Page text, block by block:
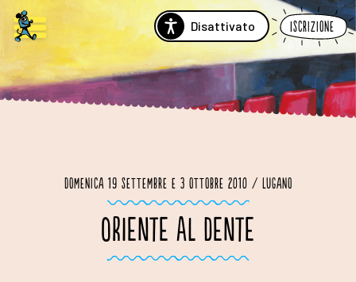
Disattivato Iscrizione
Domenica 19 settembre e 3 ottobre 2010 / Lugano
ORIENTE AL DENTE